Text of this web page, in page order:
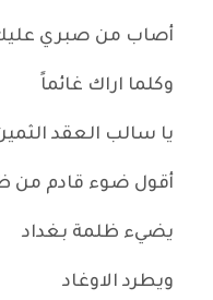
أصاب من صبري
وكلما اراك غائماً
يا سالب العقد
أقول ضوء قادم من
يضيء ظلمة بغداد
ويطرد الاوغاد